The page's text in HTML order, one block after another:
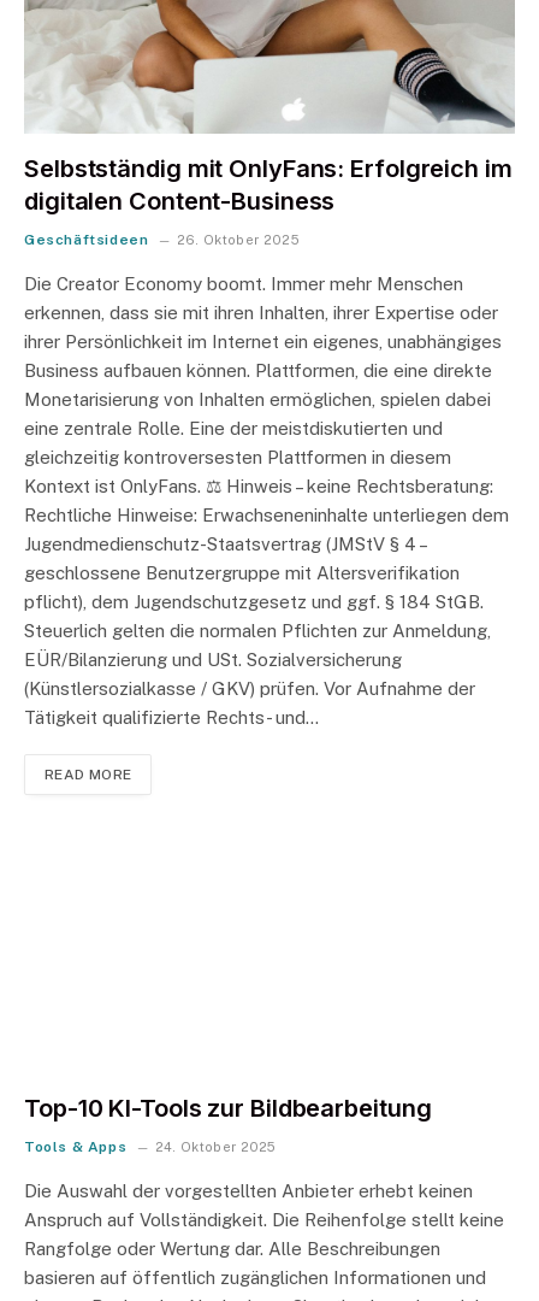
Selbstständig mit OnlyFans: Erfolgreich im
digitalen Content-Business
Geschäftsideen 26. Oktober 2025
Die Creator Economy boomt. Immer mehr Menschen
erkennen, dass sie mit ihren Inhalten, ihrer Expertise oder
ihrer Persönlichkeit im Internet ein eigenes, unabhängiges
Business aufbauen können. Plattformen, die eine direkte
Monetarisierung von Inhalten ermöglichen, spielen dabei
eine zentrale Rolle. Eine der meistdiskutierten und
gleichzeitig kontroversesten Plattformen in diesem
Kontext ist OnlyFans. ⚖️ Hinweis – keine Rechtsberatung:
Rechtliche Hinweise: Erwachseneninhalte unterliegen dem
Jugendmedienschutz-Staatsvertrag (JMStV § 4 –
geschlossene Benutzergruppe mit Altersverifikation
pflicht), dem Jugendschutzgesetz und ggf. § 184 StGB.
Steuerlich gelten die normalen Pflichten zur Anmeldung,
EÜR/Bilanzierung und USt. Sozialversicherung
(Künstlersozialkasse / GKV) prüfen. Vor Aufnahme der
Tätigkeit qualifizierte Rechts- und…
READ MORE
Top-10 KI-Tools zur Bildbearbeitung
Tools & Apps 24. Oktober 2025
Die Auswahl der vorgestellten Anbieter erhebt keinen
Anspruch auf Vollständigkeit. Die Reihenfolge stellt keine
Rangfolge oder Wertung dar. Alle Beschreibungen
basieren auf öffentlich zugänglichen Informationen und